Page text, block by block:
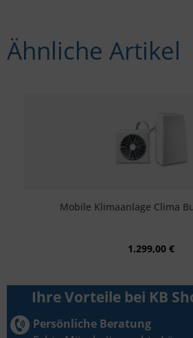
Ähnliche Artikel
Mobile Klimaanlage Clima
1.299,00 €
Ihre Vorteile bei KB
Persönliche Beratung